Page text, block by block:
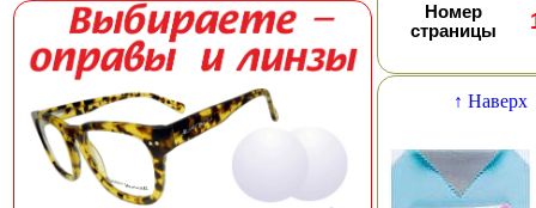
Номер
страницы
↑ Наверх